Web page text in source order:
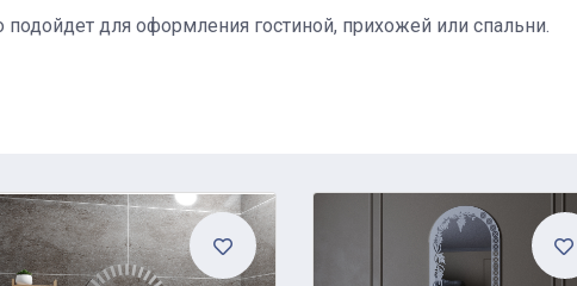
подойдет для оформления гостиной, прихожей или спальни.